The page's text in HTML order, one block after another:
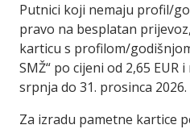
Putnici koji nemaju profil/
pravo na besplatan
karticu s profilom/
SMŽ“ po cijeni od 2,65 EUR
srpnja do 31. prosinca
Za izradu pametne kartice